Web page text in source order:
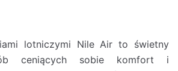
lotniczymi Nile Air to świetny
ceniących sobie komfort i